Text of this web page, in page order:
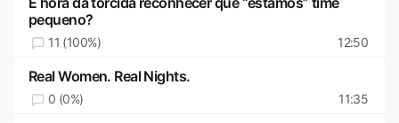
pequeno?
11 (100%) 12:50
Real Women. Real Nights.
0 (0%) 11:35